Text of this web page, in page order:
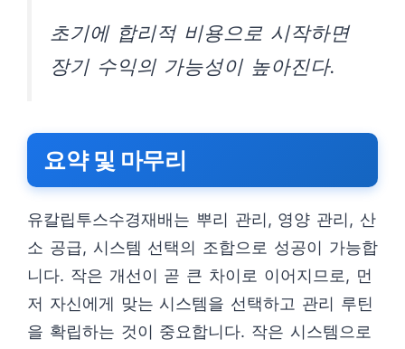
초기에 합리적 비용으로 시작하면
장기 수익의 가능성이 높아진다.
요약 및 마무리
유칼립투스수경재배는 뿌리 관리, 영양 관리, 산
소 공급, 시스템 선택의 조합으로 성공이 가능합
니다. 작은 개선이 곧 큰 차이로 이어지므로, 먼
저 자신에게 맞는 시스템을 선택하고 관리 루틴
을 확립하는 것이 중요합니다. 작은 시스템으로